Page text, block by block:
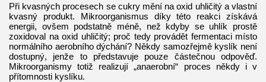
Při kvasných procesech se cukry mění na oxid uhličitý a vlastní
kvasný produkt. Mikroorganismus díky této reakci získává
energii, ovšem podstatně méně, než kdyby se uhlík prostě
zoxidoval na oxid uhličitý; proč tedy provádět fermentaci místo
normálního aerobního dýchání? Někdy samozřejmě kyslík není
dostupný, jenže to představuje pouze částečnou odpověď.
Mikroorganismy totiž realizují „anaerobní“ proces někdy i v
přítomnosti kyslíku.